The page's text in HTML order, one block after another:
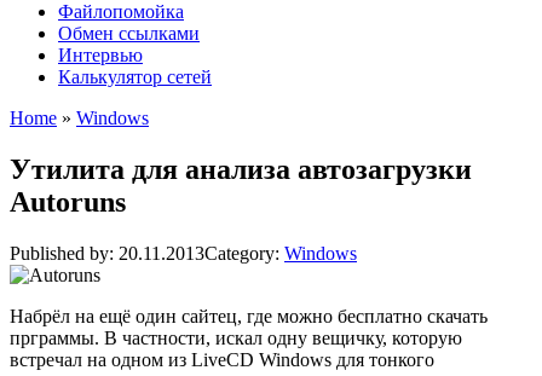
Файлопомойка
Обмен ссылками
Интервью
Калькулятор сетей
Home » Windows
Утилита для анализа автозагрузки
Autoruns
Published by: 20.11.2013Category: Windows
Набрёл на ещё один сайтец, где можно бесплатно скачать
прграммы. В частности, искал одну вещичку, которую
встречал на одном из LiveCD Windows для тонкого